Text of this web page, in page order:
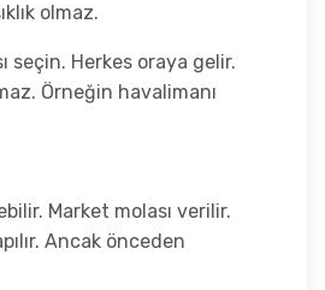
olmaz.
seçin. Herkes oraya gelir.
Örneğin havalimanı
Market molası verilir.
Ancak önceden